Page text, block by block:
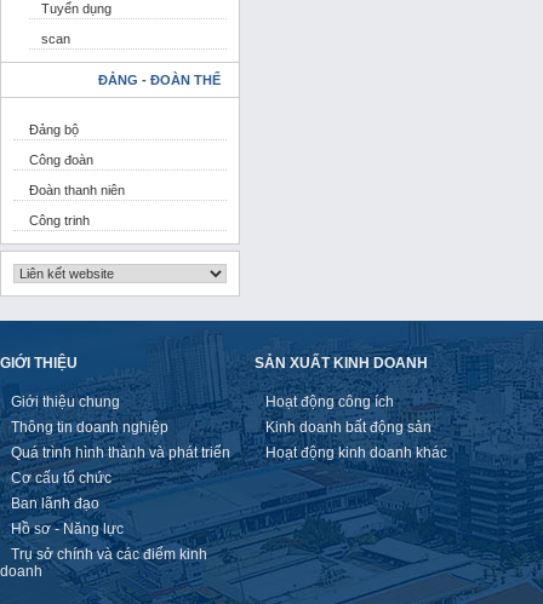
Tuyển dụng
scan
ĐẢNG - ĐOÀN THỂ
Đảng bộ
Công đoàn
Đoàn thanh niên
Công trinh
GIỚI THIỆU
Giới thiệu chung
Thông tin doanh nghiệp
Quá trình hình thành và phát triển
Cơ cấu tổ chức
Ban lãnh đạo
Hồ sơ - Năng lực
Trụ sở chính và các điểm kinh
doanh
SẢN XUẤT KINH DOANH
Hoạt động công ích
Kinh doanh bất động sản
Hoạt động kinh doanh khác